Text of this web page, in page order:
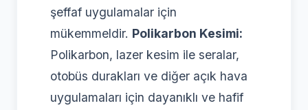
şeffaf uygulamalar için
mükemmeldir. Polikarbon Kesimi:
Polikarbon, lazer kesim ile seralar,
otobüs durakları ve diğer açık hava
uygulamaları için dayanıklı ve hafif